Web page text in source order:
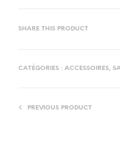
SHARE THIS PRODUCT
CATÉGORIES : ACCESSOIRES,
PREVIOUS PRODUCT